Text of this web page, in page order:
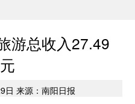
游总收入27.49
日 来源：南阳日报